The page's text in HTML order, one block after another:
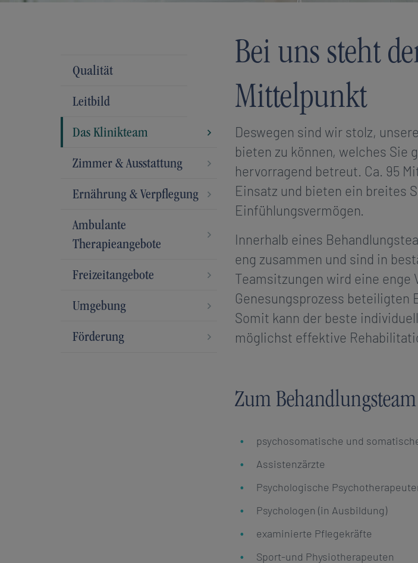
Qualität
Leitbild
Das Klinikteam
Zimmer & Ausstattung
Ernährung & Verpflegung
Ambulante
Therapieangebote
Freizeitangebote
Umgebung
Förderung
Bei uns steht
Mittelpunkt
Deswegen sind wir stolz,
bieten zu können, welches Sie
hervorragend betreut. Ca. 95
Einsatz und bieten ein breites
Einfühlungsvermögen.
Innerhalb eines
eng zusammen und sind in
Teamsitzungen wird eine enge
Genesungsprozess beteiligten
Somit kann der beste
möglichst effektive
Zum
psychosomatische und
Assistenzärzte
Psychologische
Psychologen (in Ausbildung)
examinierte Pflegekräfte
Sport-und Physiotherapeuten